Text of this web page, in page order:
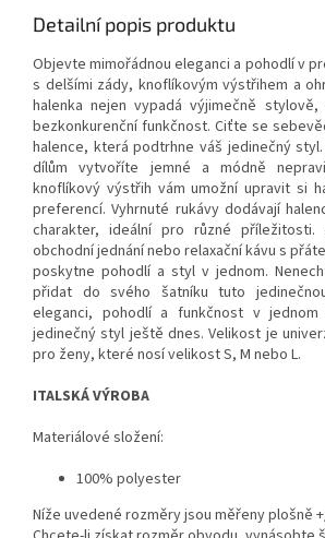
Detailní popis produktu
Objevte mimořádnou eleganci a pohodlí v
s delšími zády, knoflíkovým výstřihem a
halenka nejen vypadá výjimečně
bezkonkurenční funkčnost. Ciťte se
halence, která podtrhne váš jedinečný
dílům vytvoříte jemné a módně
knoflíkový výstřih vám umožní upravit si
preferencí. Vyhrnuté rukávy dodávají
charakter, ideální pro různé
obchodní jednání nebo relaxační kávu s
poskytne pohodlí a styl v jednom.
přidat do svého šatníku tuto
eleganci, pohodlí a funkčnost v
jedinečný styl ještě dnes. Velikost je
pro ženy, které nosí velikost S, M nebo L.
ITALSKÁ VÝROBA
Materiálové složení:
100% polyester
Níže uvedené rozměry jsou měřeny plošně